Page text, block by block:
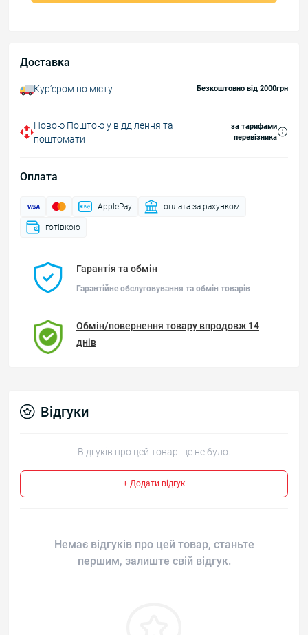
Доставка
Курʼєром по місту Безкоштовно від 2000грн
Новою Поштою у відділення та
поштомати
за тарифами
перевізника
Оплата
ApplePay оплата за рахунком
готівкою
Гарантія та обмін
Гарантійне обслуговування та обмін товарів
Обмін/повернення товару впродовж 14
днів
Відгуки
Відгуків про цей товар ще не було.
+ Додати відгук
Немає відгуків про цей товар, станьте
першим, залиште свій відгук.